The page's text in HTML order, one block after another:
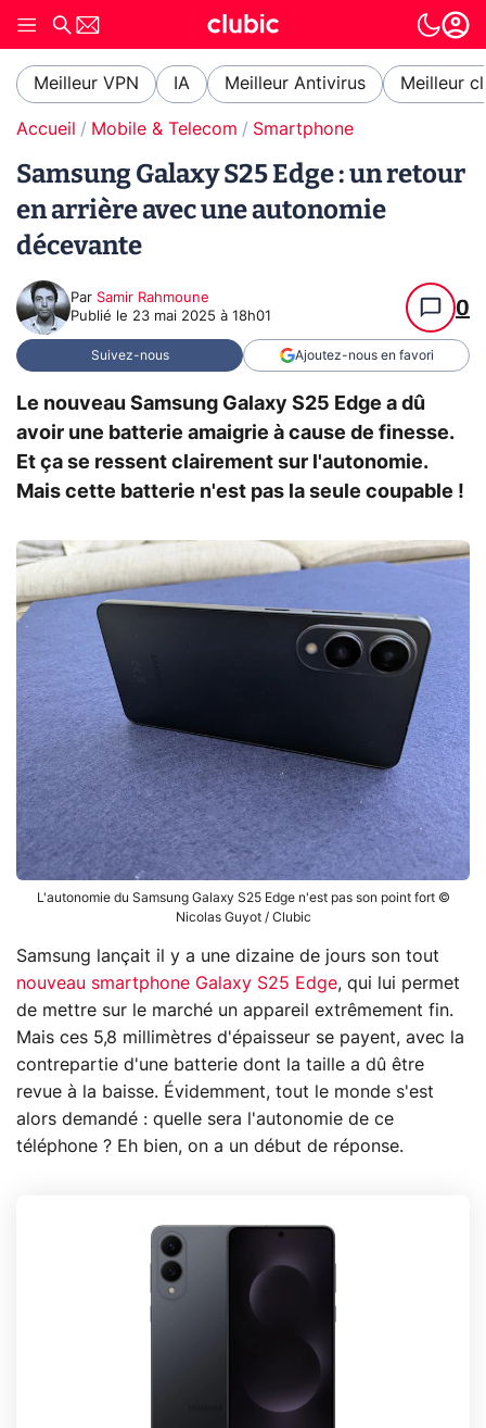
Meilleur VPN IA Meilleur Antivirus Meilleur
Accueil Mobile & Telecom Smartphone
Samsung Galaxy S25 Edge : un retour
en arrière avec une autonomie
décevante
Par Samir Rahmoune
Publié le 23 mai 2025 à 18h01 0
Suivez-nous Ajoutez-nous en favori
Le nouveau Samsung Galaxy S25 Edge a dû
avoir une batterie amaigrie à cause de finesse.
Et ça se ressent clairement sur l'autonomie.
Mais cette batterie n'est pas la seule coupable !
L'autonomie du Samsung Galaxy S25 Edge n'est pas son point fort ©
Nicolas Guyot / Clubic
Samsung lançait il y a une dizaine de jours son tout
nouveau smartphone Galaxy S25 Edge, qui lui permet
de mettre sur le marché un appareil extrêmement fin.
Mais ces 5,8 millimètres d'épaisseur se payent, avec la
contrepartie d'une batterie dont la taille a dû être
revue à la baisse. Évidemment, tout le monde s'est
alors demandé : quelle sera l'autonomie de ce
téléphone ? Eh bien, on a un début de réponse.